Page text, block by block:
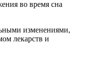
во время сна
изменениями,
лекарств и